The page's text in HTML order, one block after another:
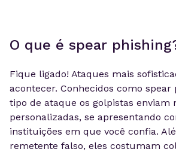
O que é spear
Fique ligado! Ataques mais
acontecer. Conhecidos como spear
tipo de ataque os golpistas enviam
personalizadas, se apresentando
instituições em que você confia.
remetente falso, eles costumam